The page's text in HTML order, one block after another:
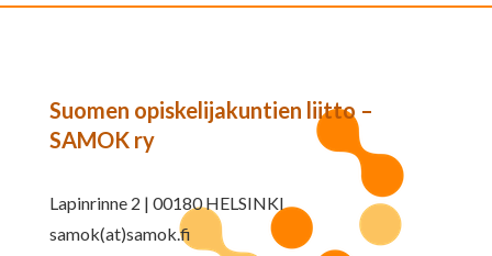
Suomen opiskelijakuntien liitto –
SAMOK ry
Lapinrinne 2 | 00180 HELSINKI
samok(at)samok.fi